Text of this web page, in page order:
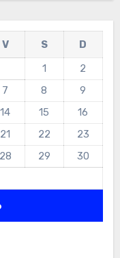
V S
D
1
2
7 8
9
14 15
16
21 22
23
28 29
30